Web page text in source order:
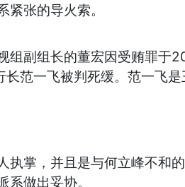
张的导火索。
组副组长的董宏因受贿罪于
范一飞被判死缓。范一飞
掌，并且是与何立峰不和
做出妥协。